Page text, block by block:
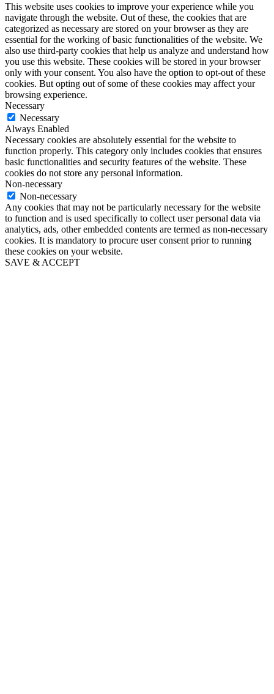
This website uses cookies to improve your experience while you
navigate through the website. Out of these, the cookies that are
categorized as necessary are stored on your browser as they are
essential for the working of basic functionalities of the website. We
also use third-party cookies that help us analyze and understand how
you use this website. These cookies will be stored in your browser
only with your consent. You also have the option to opt-out of these
cookies. But opting out of some of these cookies may affect your
browsing experience.
Necessary
Necessary
Always Enabled
Necessary cookies are absolutely essential for the website to
function properly. This category only includes cookies that ensures
basic functionalities and security features of the website. These
cookies do not store any personal information.
Non-necessary
Non-necessary
Any cookies that may not be particularly necessary for the website
to function and is used specifically to collect user personal data via
analytics, ads, other embedded contents are termed as non-necessary
cookies. It is mandatory to procure user consent prior to running
these cookies on your website.
SAVE & ACCEPT